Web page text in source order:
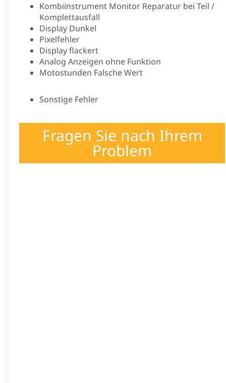
Kombiinstrument Monitor Reparatur bei Teil /
Komplettausfall
Display Dunkel
Pixelfehler
Display flackert
Analog Anzeigen ohne Funktion
Motostunden Falsche Wert
Sonstige Fehler
Fragen Sie nach Ihrem
Problem